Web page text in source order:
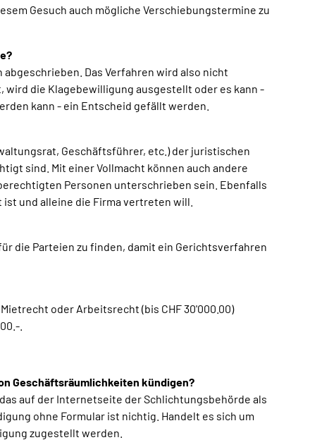
Gesuch auch mögliche Verschiebungstermine zu
Das Verfahren wird also nicht
die Klagebewilligung ausgestellt oder es kann -
kann - ein Entscheid gefällt werden.
Geschäftsführer, etc.) der juristischen
sind. Mit einer Vollmacht können auch andere
Personen unterschrieben sein. Ebenfalls
und alleine die Firma vertreten will.
die Parteien zu finden, damit ein Gerichtsverfahren
oder Arbeitsrecht (bis CHF 30'000.00)
.
Geschäftsräumlichkeiten kündigen?
auf der Internetseite der Schlichtungsbehörde als
ohne Formular ist nichtig. Handelt es sich um
zugestellt werden.